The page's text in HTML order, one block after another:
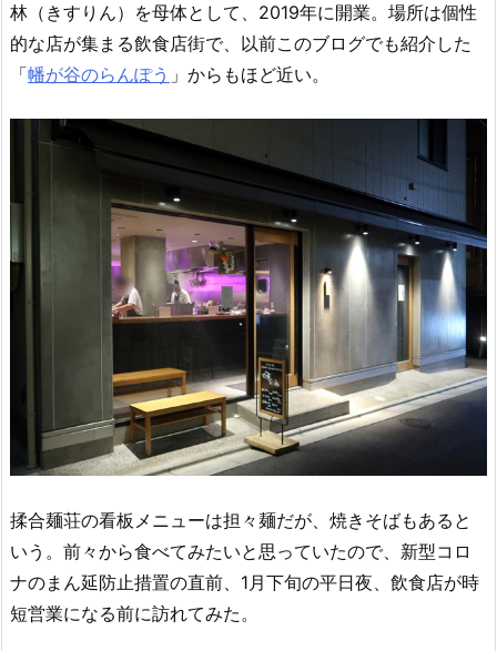
林（きすりん）を母体として、2019年に開業。場所は個性
的な店が集まる飲食店街で、以前このブログでも紹介した
「幡が谷のらんぽう 」からもほど近い。
揉合麺荘の看板メニューは担々麺だが、焼きそばもあると
いう。前々から食べてみたいと思っていたので、新型コロ
ナのまん延防止措置の直前、1月下旬の平日夜、飲食店が時
短営業になる前に訪れてみた。